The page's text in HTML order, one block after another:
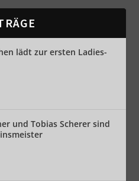
lädt zur ersten Ladies-
und Tobias Scherer sind